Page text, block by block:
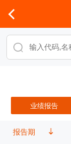
业绩报告
报告期